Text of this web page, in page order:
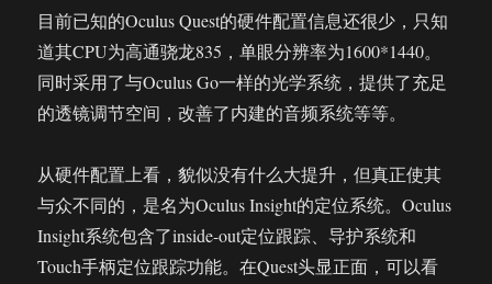
目前已知的Oculus Quest的硬件配置信息还很少，只知
道其CPU为高通骁龙835，单眼分辨率为1600*1440。
同时采用了与Oculus Go一样的光学系统，提供了充足
的透镜调节空间，改善了内建的音频系统等等。
从硬件配置上看，貌似没有什么大提升，但真正使其
与众不同的，是名为Oculus Insight的定位系统。Oculus
Insight系统包含了inside-out定位跟踪、导护系统和
Touch手柄定位跟踪功能。在Quest头显正面，可以看